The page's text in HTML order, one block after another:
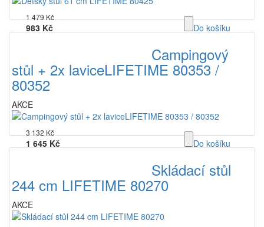
1 479 Kč
983 Kč Do košíku
Campingový
stůl + 2x laviceLIFETIME 80353 /
80352
AKCE
3 132 Kč
1 645 Kč Do košíku
Skládací stůl
244 cm LIFETIME 80270
AKCE